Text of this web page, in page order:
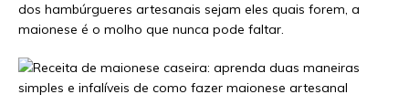
dos hambúrgueres artesanais sejam eles quais forem, a
maionese é o molho que nunca pode faltar.